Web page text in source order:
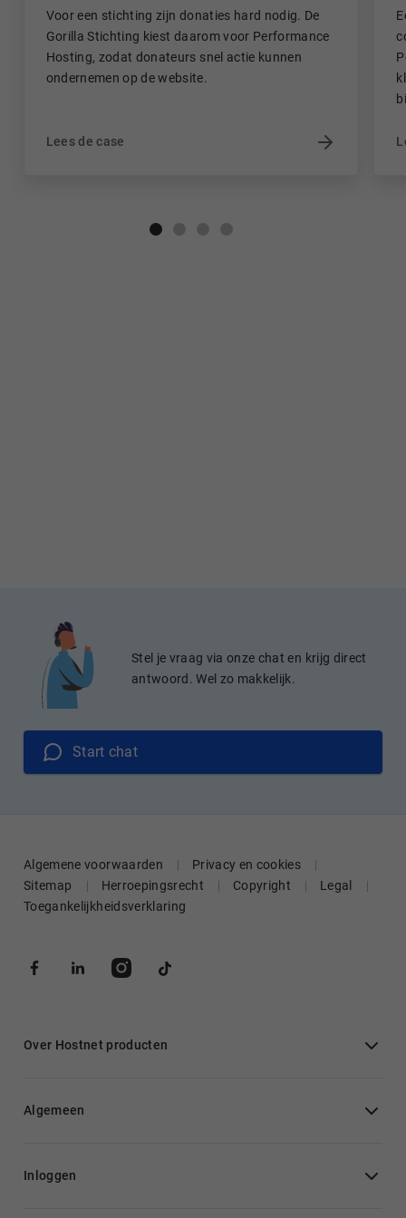
Voor een stichting zijn donaties hard nodig. De
Gorilla Stichting kiest daarom voor Performance
Hosting, zodat donateurs snel actie kunnen
ondernemen op de website.
Lees de case
Stel je vraag via onze chat en krijg direct
antwoord. Wel zo makkelijk.
Start chat
Algemene voorwaarden
Privacy en cookies
Sitemap
Herroepingsrecht Copyright
Legal
Toegankelijkheidsverklaring
Over Hostnet producten
Algemeen
Inloggen